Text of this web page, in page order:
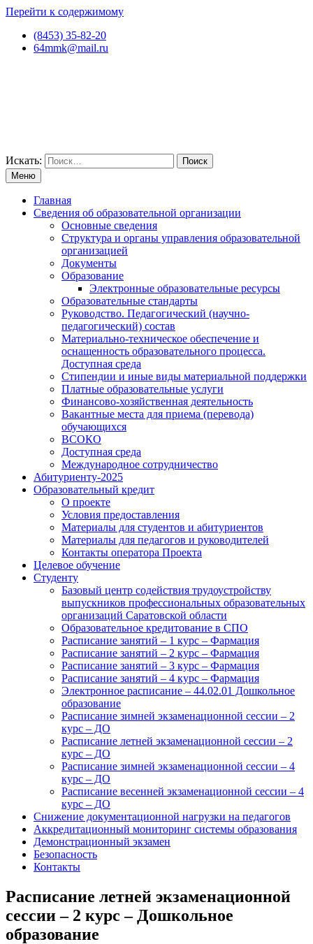
Перейти к содержимому
(8453) 35-82-20
64mmk@mail.ru
Искать:
Меню
Главная
Сведения об образовательной организации
Основные сведения
Структура и органы управления образовательной
организацией
Документы
Образование
Электронные образовательные ресурсы
Образовательные стандарты
Руководство. Педагогический (научно-
педагогический) состав
Материально-техническое обеспечение и
оснащенность образовательного процесса.
Доступная среда
Стипендии и иные виды материальной поддержки
Платные образовательные услуги
Финансово-хозяйственная деятельность
Вакантные места для приема (перевода)
обучающихся
ВСОКО
Доступная среда
Международное сотрудничество
Абитуриенту-2025
Образовательный кредит
О проекте
Условия предоставления
Материалы для студентов и абитуриентов
Материалы для педагогов и руководителей
Контакты оператора Проекта
Целевое обучение
Студенту
Базовый центр содействия трудоустройству
выпускников профессиональных образовательных
организаций Саратовской области
Образовательное кредитование в СПО
Расписание занятий – 1 курс – Фармация
Расписание занятий – 2 курс – Фармация
Расписание занятий – 3 курс – Фармация
Расписание занятий – 4 курс – Фармация
Электронное расписание – 44.02.01 Дошкольное
образование
Расписание зимней экзаменационной сессии – 2
курс – ДО
Расписание летней экзаменационной сессии – 2
курс – ДО
Расписание зимней экзаменационной сессии – 4
курс – ДО
Расписание весенней экзаменационной сессии – 4
курс – ДО
Снижение документационной нагрузки на педагогов
Аккредитационный мониторинг системы образования
Демонстрационный экзамен
Безопасность
Контакты
Расписание летней экзаменационной
сессии – 2 курс – Дошкольное
образование